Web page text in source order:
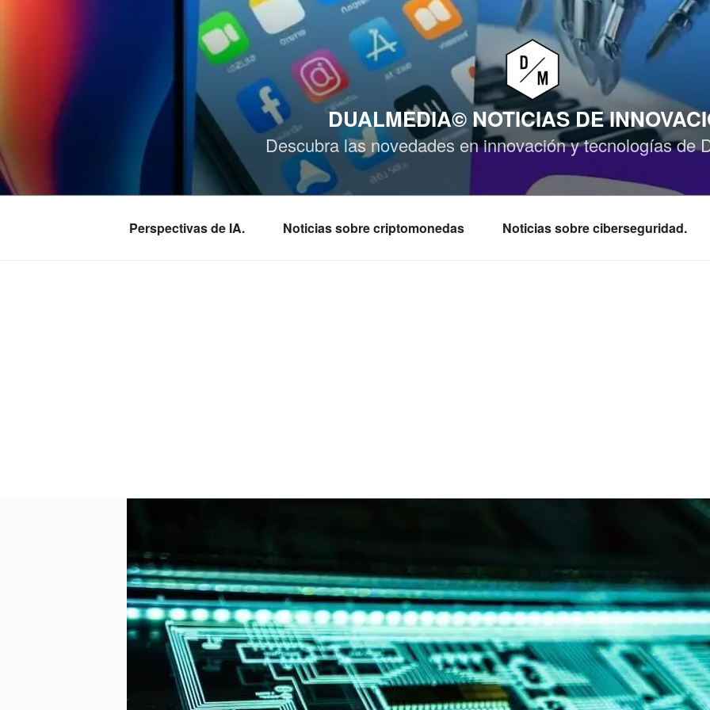
DUALMEDIA© NOTICIAS DE
Descubra las novedades en innovación y tecnologías de
Perspectivas de IA. Noticias sobre criptomonedas Noticias sobre ciberseguridad.